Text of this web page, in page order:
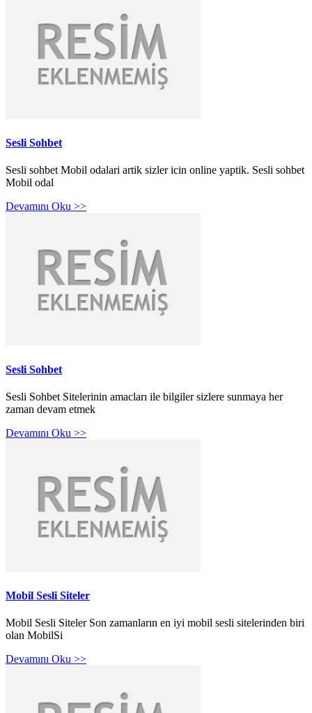
Sesli Sohbet
Sesli sohbet Mobil odalari artik sizler icin online yaptik. Sesli sohbet
Mobil odal
Devamını Oku >>
Sesli Sohbet
Sesli Sohbet Sitelerinin amacları ile bilgiler sizlere sunmaya her
zaman devam etmek
Devamını Oku >>
Mobil Sesli Siteler
Mobil Sesli Siteler Son zamanların en iyi mobil sesli sitelerinden biri
olan MobilSi
Devamını Oku >>